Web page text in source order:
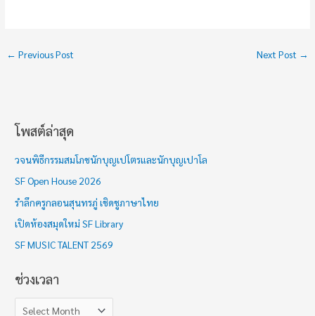
← Previous Post Next Post →
โพสต์ล่าสุด
วจนพิธีกรรมสมโภชนักบุญเปโตรและนักบุญเปาโล
SF Open House 2026
รำลึกครูกลอนสุนทรภู่ เชิดชูภาษาไทย
เปิดห้องสมุดใหม่ SF Library
SF MUSIC TALENT 2569
ช่วงเวลา
ช่
ง
เ
ว
ล
า